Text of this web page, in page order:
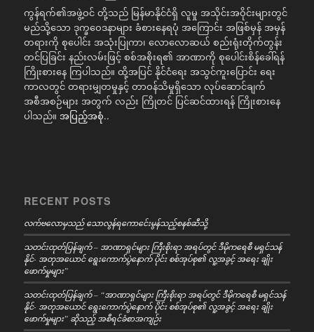
ကွန်ရက်၏အဖွဲ့ဝင် တို့သည် မြန်မာနိုင်ငံရှိ လူမှု အသိုင်းအဝိုင်းများတွင်
မည်သို့သော ဒုက္ခဝေဒနာများ ခံစားနေရပုံ အကြောင်း အဖြစ်မှန် အမှန်
တရားကို စုပေါင်း အသုံးပြုကာ၊ လောလောဆယ် စည်းရုံးတိုက်တွန်း
တင်ပြခြင်း နည်းလမ်းဖြင့် စစ်အစိုးရ၏ အာဏာကို စုပေါင်းစိန်ခေါ်ရန်
ကြိုးစားနေ ကြပါသည်။ ထို့အပြင် နိုင်ငံရေး အသွင်ကူးပြောင်း ရေး
ကာလတွင် တရားမျှတမှုနှင့် တာဝန်သိမှုရှိသော လုပ်ဆောင်ချက်
အစီအစဉ်များ အတွက် လည်း ကြိုတင် ပြင်ဆင်ထားရန် ကြိုးစားနေ
ပါသည်။ အပြည့်အစုံ..
RECENT POSTS
လက်ဗလောမှသည် သောလွန်ရကောင်ေးမွန်သည့်စနစ်ဆီသို့
သတင်းထုတ်ပြန်ချက် – အာဏာရှင်များ ကြီးစိုးရာ အရပ်တွင် ဒီမိုကရေစီ မရှင်သန်
နိုင်- အတုအယောင် ရွေးကောက်ပွဲနောက် ပိုင်း စစ်အုပ်စု၏ လူ့အခွင့် အရေး ချိုး
ဖောက်မှုများ”
သတင်းထုတ်ပြန်ချက် – “အာဏာရှင်များ ကြီးစိုးရာ အရပ်တွင် ဒီမိုကရေစီ မရှင်သန်
နိုင်- အတုအယောင် ရွေးကောက်ပွဲနောက် ပိုင်း စစ်အုပ်စု၏ လူ့အခွင့် အရေး ချိုး
ဖောက်မှုများ” ဆိုသည့် အစီရင်ခံစာအကျဉ်း